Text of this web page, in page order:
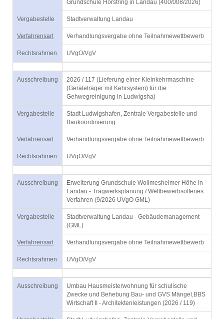
Grundschule Horstring in Landau (400/008/2026)
Vergabestelle Stadtverwaltung Landau
Verfahrensart Verhandlungsvergabe ohne Teilnahmewettbewerb
Rechtsrahmen UVgO/VgV
Ausschreibung
2026 / 117 (Lieferung einer Kleinkehrmaschine
(Geräteträger mit Kehrsystem) für die
Gehwegreinigung in Ludwigsha)
Vergabestelle
Stadt Ludwigshafen, Zentrale Vergabestelle und
Baukoordinierung
Verfahrensart Verhandlungsvergabe ohne Teilnahmewettbewerb
Rechtsrahmen UVgO/VgV
Ausschreibung
Erweiterung Grundschule Wollmesheimer Höhe in
Landau - Tragwerksplanung / Wettbewerbsoffenes
Verfahren (9/2026 UVgO GML)
Vergabestelle
Stadtverwaltung Landau - Gebäudemanagement
(GML)
Verfahrensart Verhandlungsvergabe ohne Teilnahmewettbewerb
Rechtsrahmen UVgO/VgV
Ausschreibung
Umbau Hausmeisterwohnung für schulische
Zwecke und Behebung Bau- und GVS Mängel,BBS
Wirtschaft II - Architektenleistungen (2026 / 119)